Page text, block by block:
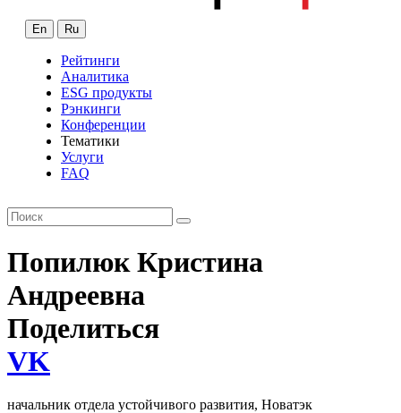
En Ru
Рейтинги
Аналитика
ESG продукты
Рэнкинги
Конференции
Тематики
Услуги
FAQ
Попилюк Кристина
Андреевна
Поделиться
VK
начальник отдела устойчивого развития, Новатэк